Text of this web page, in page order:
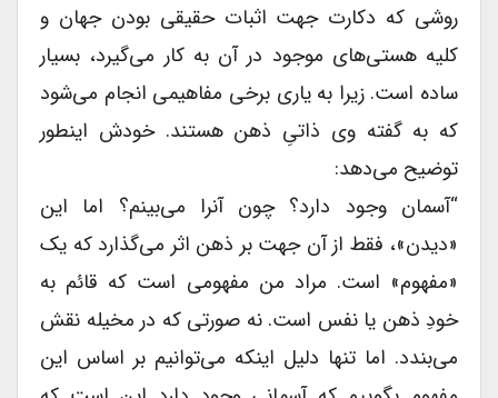
روشی که دکارت جهت اثبات حقیقی بودن جهان و
کلیه هستی‌های موجود در آن به کار می‌گیرد، بسیار
ساده است. زیرا به یاری برخی مفاهیمی انجام می‌شود
که به گفته وی ذاتیِ ذهن هستند. خودش اینطور
توضیح می‌دهد:
“آسمان وجود دارد؟ چون آنرا می‌بینم؟ اما این
«دیدن»، فقط از آن جهت بر ذهن اثر می‌گذارد که یک
«مفهوم» است. مراد من مفهومی است که قائم به
خودِ ذهن یا نفس است. نه صورتی که در مخیله نقش
می‌بندد. اما تنها دلیل اینکه می‌توانیم بر اساس این